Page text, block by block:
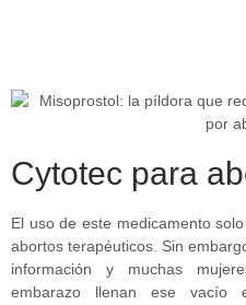
Cytotec para
El uso de este medicamento
abortos terapéuticos. Sin
información y muchas
embarazo llenan ese vacío